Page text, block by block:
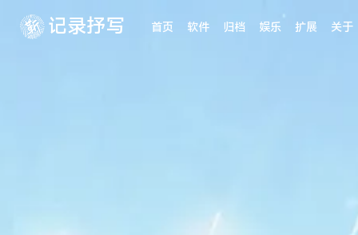
记录抒写 首页 软件 归档 娱乐 扩展 关于